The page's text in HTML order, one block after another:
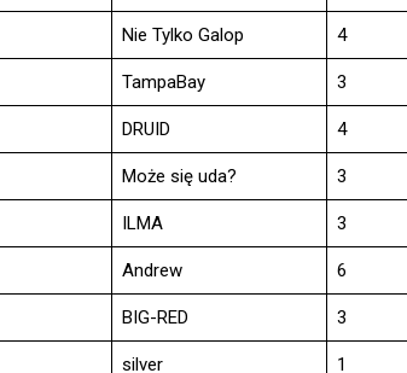
Nie Tylko Galop 4
TampaBay 3
DRUID 4
Może się uda? 3
ILMA 3
Andrew 6
BIG-RED 3
silver 1